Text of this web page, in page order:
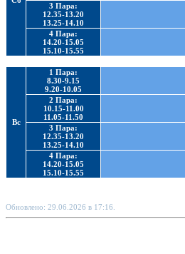
3 Пара:
12.35-13.20
13.25-14.10
4 Пара:
14.20-15.05
15.10-15.55
Вс
1 Пара:
8.30-9.15
9.20-10.05
2 Пара:
10.15-11.00
11.05-11.50
3 Пара:
12.35-13.20
13.25-14.10
4 Пара:
14.20-15.05
15.10-15.55
Обновлено: 29.06.2026 в 17:16.